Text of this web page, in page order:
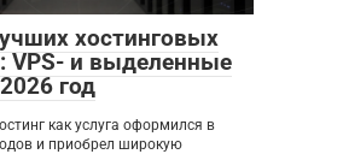
хостинговых
VPS- и выделенные
год
как услуга оформился в
и приобрел широкую